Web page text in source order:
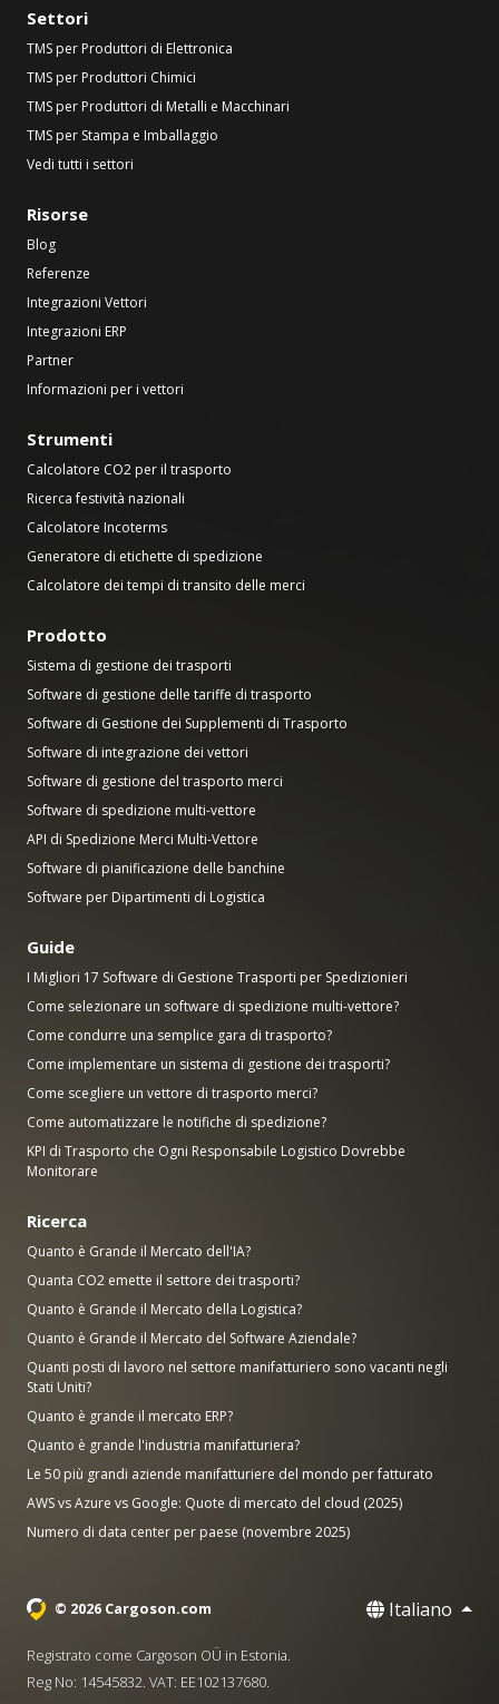
Settori
TMS per Produttori di Elettronica
TMS per Produttori Chimici
TMS per Produttori di Metalli e Macchinari
TMS per Stampa e Imballaggio
Vedi tutti i settori
Risorse
Blog
Referenze
Integrazioni Vettori
Integrazioni ERP
Partner
Informazioni per i vettori
Strumenti
Calcolatore CO2 per il trasporto
Ricerca festività nazionali
Calcolatore Incoterms
Generatore di etichette di spedizione
Calcolatore dei tempi di transito delle merci
Prodotto
Sistema di gestione dei trasporti
Software di gestione delle tariffe di trasporto
Software di Gestione dei Supplementi di Trasporto
Software di integrazione dei vettori
Software di gestione del trasporto merci
Software di spedizione multi-vettore
API di Spedizione Merci Multi-Vettore
Software di pianificazione delle banchine
Software per Dipartimenti di Logistica
Guide
I Migliori 17 Software di Gestione Trasporti per Spedizionieri
Come selezionare un software di spedizione multi-vettore?
Come condurre una semplice gara di trasporto?
Come implementare un sistema di gestione dei trasporti?
Come scegliere un vettore di trasporto merci?
Come automatizzare le notifiche di spedizione?
KPI di Trasporto che Ogni Responsabile Logistico Dovrebbe
Monitorare
Ricerca
Quanto è Grande il Mercato dell'IA?
Quanta CO2 emette il settore dei trasporti?
Quanto è Grande il Mercato della Logistica?
Quanto è Grande il Mercato del Software Aziendale?
Quanti posti di lavoro nel settore manifatturiero sono vacanti negli
Stati Uniti?
Quanto è grande il mercato ERP?
Quanto è grande l'industria manifatturiera?
Le 50 più grandi aziende manifatturiere del mondo per fatturato
AWS vs Azure vs Google: Quote di mercato del cloud (2025)
Numero di data center per paese (novembre 2025)
© 2026 Cargoson.com Italiano
Registrato come Cargoson OÜ in Estonia.
Reg No: 14545832. VAT: EE102137680.